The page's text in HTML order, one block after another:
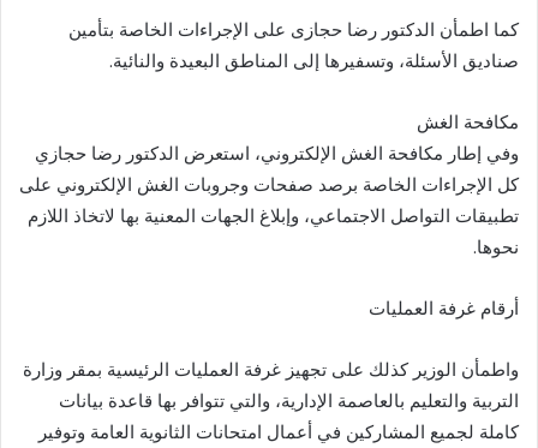
كما اطمأن الدكتور رضا حجازى على الإجراءات الخاصة بتأمين
صناديق الأسئلة، وتسفيرها إلى المناطق البعيدة والنائية.
مكافحة الغش
وفي إطار مكافحة الغش الإلكتروني، استعرض الدكتور رضا حجازي
كل الإجراءات الخاصة برصد صفحات وجروبات الغش الإلكتروني على
تطبيقات التواصل الاجتماعي، وإبلاغ الجهات المعنية بها لاتخاذ اللازم
نحوها.
أرقام غرفة العمليات
واطمأن الوزير كذلك على تجهيز غرفة العمليات الرئيسية بمقر وزارة
التربية والتعليم بالعاصمة الإدارية، والتي تتوافر بها قاعدة بيانات
كاملة لجميع المشاركين في أعمال امتحانات الثانوية العامة وتوفير